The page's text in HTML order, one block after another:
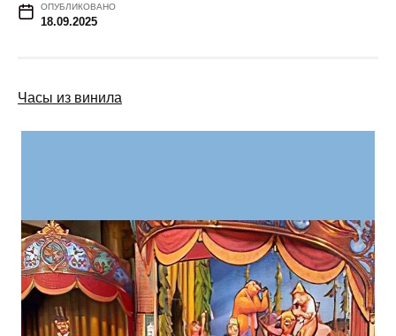
ОПУБЛИКОВАНО
18.09.2025
Часы из винила